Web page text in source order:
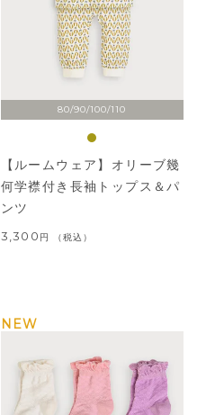
80/90/100/110
【ルームウェア】オリーブ幾
何学襟付き長袖トップス＆パ
ンツ
3,300 税込
NEW